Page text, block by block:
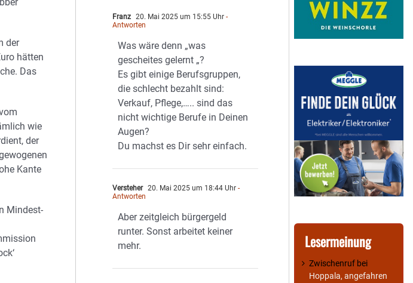
der
hätten
Das
wie
der
Kante
Mindest-
Franz 20. Mai 2025 um 15:55 Uhr -
Antworten
Was wäre denn „was
gescheites gelernt „?
Es gibt einige Berufsgruppen,
die schlecht bezahlt sind:
Verkauf, Pflege,….. sind das
nicht wichtige Berufe in Deinen
Augen?
Du machst es Dir sehr einfach.
Versteher 20. Mai 2025 um 18:44 Uhr -
Antworten
Aber zeitgleich bürgergeld
runter. Sonst arbeitet keiner
mehr.
Lesermeinung
Zwischenruf bei
Hoppala, angefahren